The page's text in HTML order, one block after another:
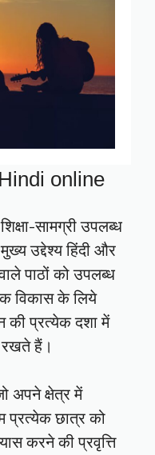
online
सामग्री उपलब्ध
उद्देश्य हिंदी और
पाठों को उपलब्ध
विकास के लिये
की प्रत्येक दशा में
रखते हैं।
अपने क्षेत्र में
प्रत्येक छात्र को
करने की प्रवृत्ति